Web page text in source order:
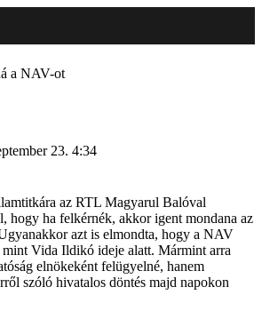
a NAV-ot
23. 4:34
az RTL Magyarul Balóval
hogy ha felkérnék, akkor igent mondana az
azt is elmondta, hogy a NAV
Vida Ildikó ideje alatt. Mármint arra
elnökeként felügyelné, hanem
szóló hivatalos döntés majd napokon